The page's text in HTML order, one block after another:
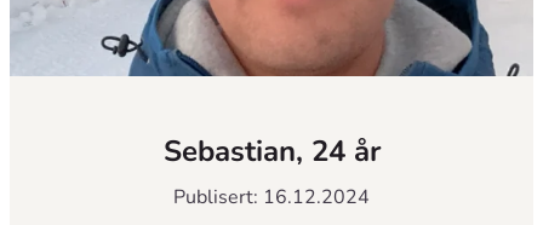
Sebastian, 24 år
Publisert: 16.12.2024